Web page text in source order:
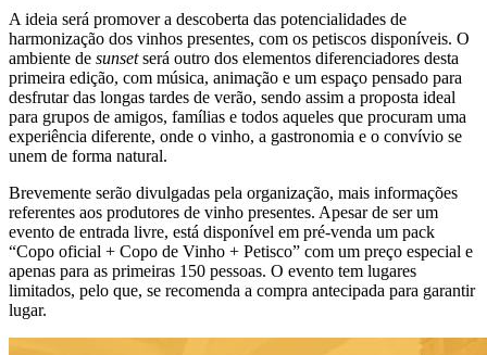
A ideia será promover a descoberta das potencialidades de
harmonização dos vinhos presentes, com os petiscos disponíveis. O
ambiente de sunsetserá outro dos elementos diferenciadores desta
primeira edição, com música, animação e um espaço pensado para
desfrutar das longas tardes de verão, sendo assim a proposta ideal
para grupos de amigos, famílias e todos aqueles que procuram uma
experiência diferente, onde o vinho, a gastronomia e o convívio se
unem de forma natural.
Brevemente serão divulgadas pela organização, mais informações
referentes aos produtores de vinho presentes. Apesar de ser um
evento de entrada livre, está disponível em pré-venda um pack
“Copo oficial + Copo de Vinho + Petisco” com um preço especial e
apenas para as primeiras 150 pessoas. O evento tem lugares
limitados, pelo que, se recomenda a compra antecipada para garantir
lugar.